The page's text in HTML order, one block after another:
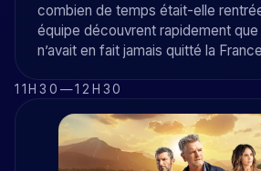
combien de temps était-elle
équipe découvrent rapidement que
n’avait en fait jamais quitté la
11H30 —12H30